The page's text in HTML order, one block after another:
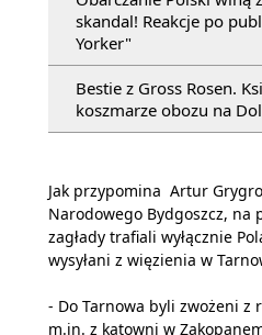
skandal! Reakcje po
Yorker"
Bestie z Gross Rosen.
koszmarze obozu na
Jak przypomina Artur
Narodowego Bydgoszcz, na
zagłady trafiali wyłącznie
wysyłani z więzienia w
- Do Tarnowa byli zwożeni z
m.in. z katowni w